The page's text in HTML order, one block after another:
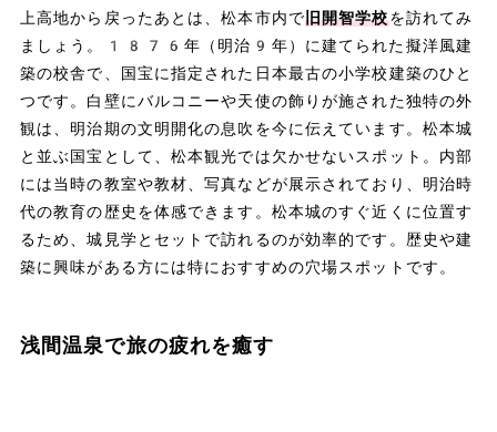
上高地から戻ったあとは、松本市内で旧開智学校を訪れてみ
ましょう。1876年（明治9年）に建てられた擬洋風建
築の校舎で、国宝に指定された日本最古の小学校建築のひと
つです。白壁にバルコニーや天使の飾りが施された独特の外
観は、明治期の文明開化の息吹を今に伝えています。松本城
と並ぶ国宝として、松本観光では欠かせないスポット。内部
には当時の教室や教材、写真などが展示されており、明治時
代の教育の歴史を体感できます。松本城のすぐ近くに位置す
るため、城見学とセットで訪れるのが効率的です。歴史や建
築に興味がある方には特におすすめの穴場スポットです。
浅間温泉で旅の疲れを癒す